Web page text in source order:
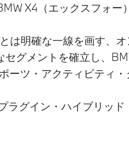
X4（エックスフォ
は明確な一線を画す、
グメントを確立し、
ツ・アクティビティ
グイン・ハイブリッ